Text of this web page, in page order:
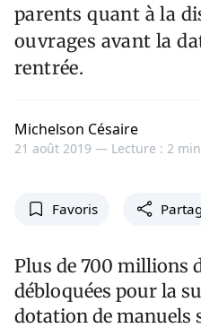
parents quant à la
ouvrages avant la
rentrée.
Michelson Césaire
21 août 2019 — Lecture : 2
Favoris
Plus de 700 millions
débloquées pour la
dotation de manuels